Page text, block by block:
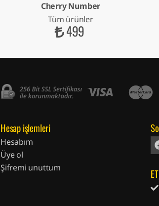
Cherry Number
Tüm ürünler
499
Hesap işlemleri
Hesabım
Üye ol
Şifremi unuttum